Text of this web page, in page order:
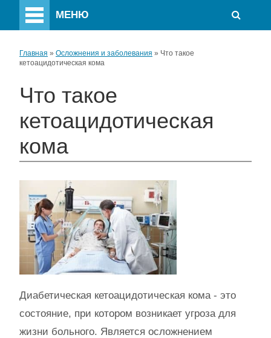
МЕНЮ
Главная » Осложнения и заболевания » Что такое
кетоацидотическая кома
Что такое
кетоацидотическая
кома
Диабетическая кетоацидотическая кома - это
состояние, при котором возникает угроза для
жизни больного. Является осложнением